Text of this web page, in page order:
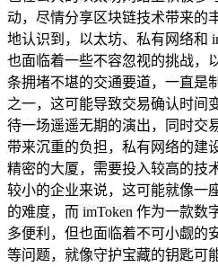
动，尽情分享区块链技术带来的
地认识到，以太坊、私有网络和
也面临着一些不容忽视的挑战，
条拥堵不堪的交通要道，一直是
之一，这可能导致交易确认时间
待一场遥遥无期的演出，同时交
带来沉重的负担，私有网络的建
精密的大厦，需要投入较高的技
较小的企业来说，这可能就像一
的难度，而 imToken 作为一款数
多便利，但也面临着不可小觑的
等问题，就像守护宝藏的钥匙可